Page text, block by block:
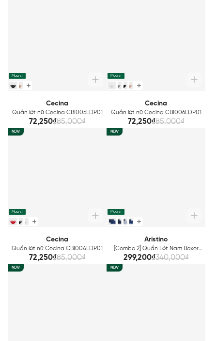
Mua sỉ
Cecina
Quần lót nữ Cecina CBI005EDP01
72,250₫85,000₫
Mua sỉ
Cecina
Quần lót nữ Cecina CBI006EDP01
72,250₫85,000₫
NEW
Mua sỉ
Cecina
Quần lót nữ Cecina CBI004EDP01
72,250₫85,000₫
NEW
Mua sỉ
Aristino
[Combo 2] Quần Lót Nam Boxer
Aristino công nghệ Seamless
không đường may ABX012EXP02
299,200₫340,000₫
NEW NEW